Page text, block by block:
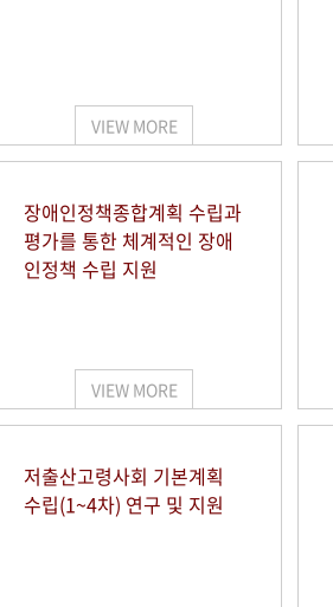
VIEW MORE
장애인정책종합계획 수립과
평가를 통한 체계적인 장애
인정책 수립 지원
VIEW MORE
저출산고령사회 기본계획
수립(1~4차) 연구 및 지원